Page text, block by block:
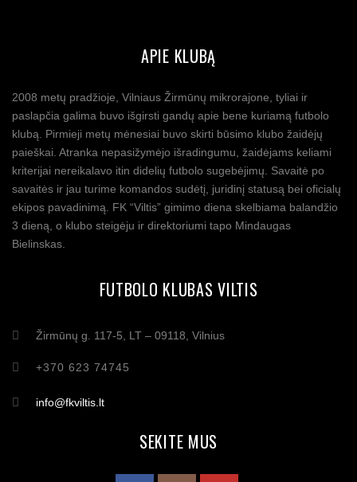
APIE KLUBĄ
2008 metų pradžioje, Vilniaus Žirmūnų mikrorajone, tyliai ir
paslapčia galima buvo išgirsti gandų apie bene kuriamą futbolo
klubą. Pirmieji metų mėnesiai buvo skirti būsimo klubo žaidėjų
paieškai. Atranka nepasižymėjo išradingumu, žaidėjams keliami
kriterijai nereikalavo itin didelių futbolo sugebėjimų. Savaitė po
savaitės ir jau turime komandos sudėtį, juridinį statusą bei oficialų
ekipos pavadinimą. FK “Viltis” gimimo diena skelbiama balandžio
3 dieną, o klubo steigėju ir direktoriumi tapo Mindaugas
Bielinskas.
FUTBOLO KLUBAS VILTIS
Žirmūnų g. 117-5, LT – 09118, Vilnius
+370 623 74745
info@fkviltis.lt
SEKITE MUS